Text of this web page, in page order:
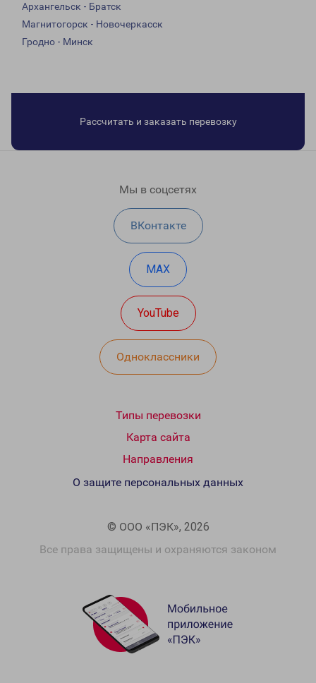
Архангельск - Братск
Магнитогорск - Новочеркасск
Гродно - Минск
Рассчитать и заказать перевозку
Мы в соцсетях
ВКонтакте
MAX
YouTube
Одноклассники
Типы перевозки
Карта сайта
Направления
© ООО «ПЭК», 2026
Все права защищены и охраняются законом
О защите персональных данных